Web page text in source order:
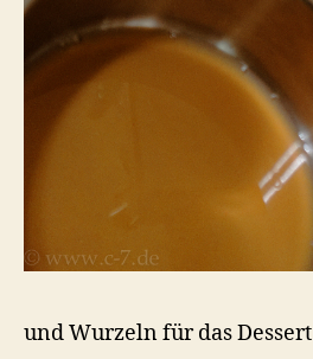
und Wurzeln für das Dessert